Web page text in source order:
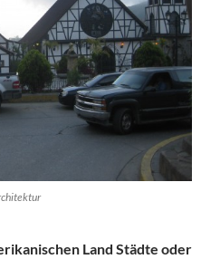
Land Städte oder